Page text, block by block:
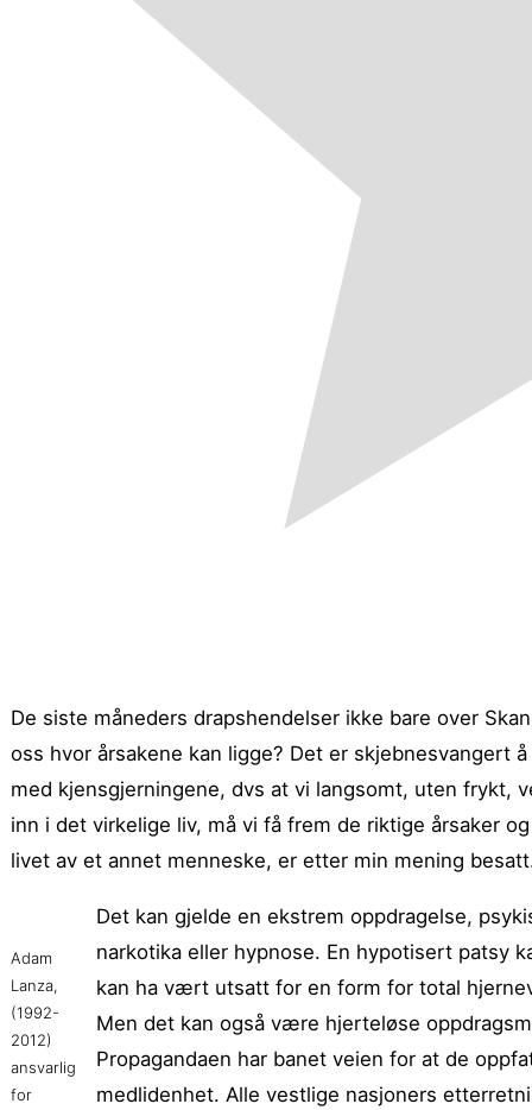
De siste måneders drapshendelser ikke bare over
oss hvor årsakene kan ligge? Det er
med kjensgjerningene, dvs at vi langsomt, uten frykt,
inn i det virkelige liv, må vi få frem de riktige årsaker
livet av et annet menneske, er etter min mening
Adam
Lanza,
(1992-
2012)
ansvarlig
for
Det kan gjelde en ekstrem oppdragelse,
narkotika eller hypnose. En hypotisert patsy
kan ha vært utsatt for en form for total
Men det kan også være hjerteløse
Propagandaen har banet veien for at de
medlidenhet. Alle vestlige nasjoners